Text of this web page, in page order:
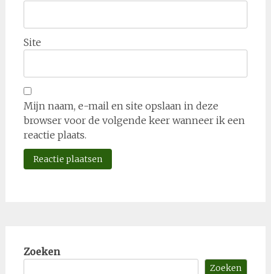
Site
Mijn naam, e-mail en site opslaan in deze
browser voor de volgende keer wanneer ik een
reactie plaats.
Zoeken
Zoeken